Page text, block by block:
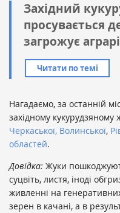
Західний
просувається
загрожує
Читати по темі
Нагадаємо, за останній
західному кукурудзяному
Черкаської, Волинської,
областей.
Довідка: Жуки
суцвіть, листя, іноді
живленні на
зерен в качані, а в